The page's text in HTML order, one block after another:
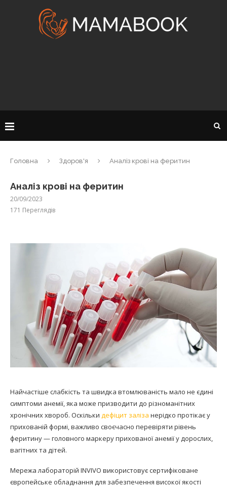
Головна Здоров'я Аналіз крові на феритин
Аналіз крові на феритин
20/09/2023
171 Переглядів
Найчастіше слабкість та швидка втомлюваність мало не єдині
симптоми анемії, яка може призводити до різноманітних
хронічних хвороб. Оскільки дефіцит заліза нерідко протікає у
прихованій формі, важливо своєчасно перевіряти рівень
феритину — головного маркеру прихованої анемії у дорослих,
вагітних та дітей.
Мережа лабораторій INVIVO використовує сертифіковане
європейське обладнання для забезпечення високої якості